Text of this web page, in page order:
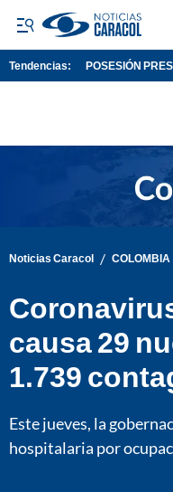
Tendencias: POSESIÓN
Noticias Caracol / COLOMBIA
causa 29
1.739
Este jueves, la
hospitalaria por